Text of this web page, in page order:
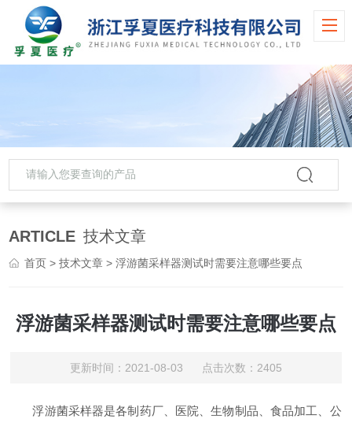
ARTICLE 技术文章
首页 >技术文章 > 浮游菌采样器测试时需要注意哪些要点
浮游菌采样器测试时需要注意哪些要点
更新时间：2021-08-03 点击次数：2405
浮游菌采样器是各制药厂、医院、生物制品、食品加工、公